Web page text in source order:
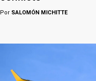
Por SALOMÓN MICHITTE